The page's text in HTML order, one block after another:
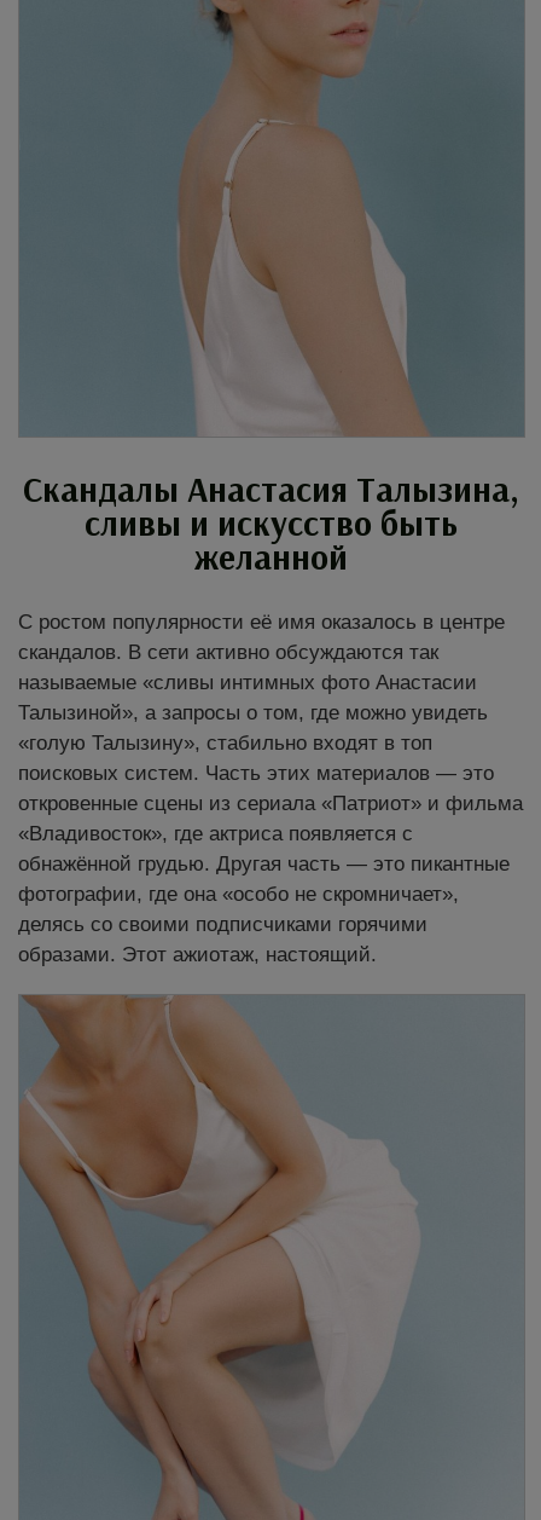
Скандалы Анастасия Талызина,
сливы и искусство быть
желанной
С ростом популярности её имя оказалось в центре
скандалов. В сети активно обсуждаются так
называемые «сливы интимных фото Анастасии
Талызиной», а запросы о том, где можно увидеть
«голую Талызину», стабильно входят в топ
поисковых систем. Часть этих материалов — это
откровенные сцены из сериала «Патриот» и фильма
«Владивосток», где актриса появляется с
обнажённой грудью. Другая часть — это пикантные
фотографии, где она «особо не скромничает»,
делясь со своими подписчиками горячими
образами. Этот ажиотаж, настоящий.